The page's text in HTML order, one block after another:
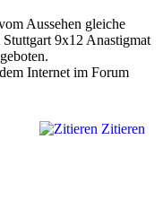
Aussehen gleiche
9x12 Anastigmat
Internet im Forum
Zitieren